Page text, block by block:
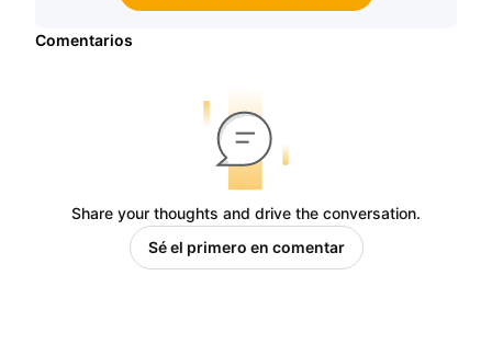
Comentarios
Share your thoughts and drive the conversation.
Sé el primero en comentar